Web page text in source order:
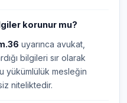
korunur mu?
uyarınca avukat,
bilgileri sır olarak
yükümlülük mesleğin
niteliktedir.